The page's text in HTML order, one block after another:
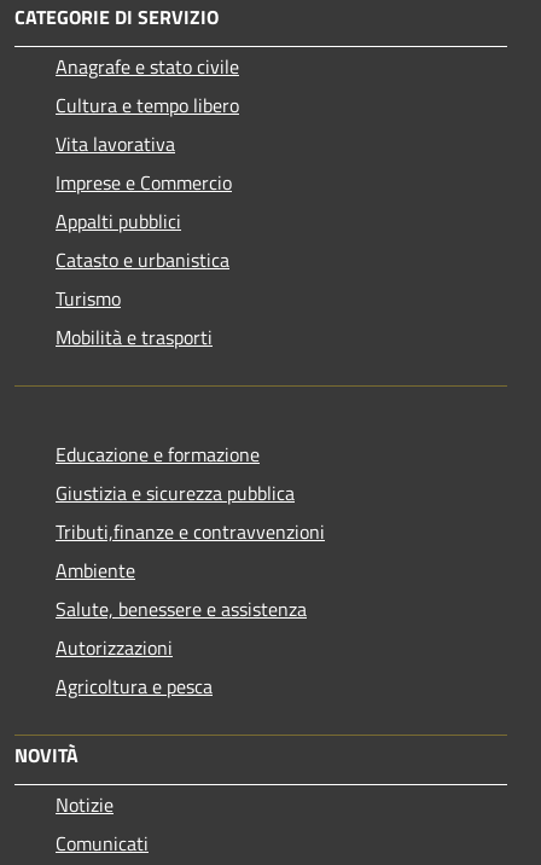
CATEGORIE DI SERVIZIO
Anagrafe e stato civile
Cultura e tempo libero
Vita lavorativa
Imprese e Commercio
Appalti pubblici
Catasto e urbanistica
Turismo
Mobilità e trasporti
Educazione e formazione
Giustizia e sicurezza pubblica
Tributi,finanze e contravvenzioni
Ambiente
Salute, benessere e assistenza
Autorizzazioni
Agricoltura e pesca
NOVITÀ
Notizie
Comunicati